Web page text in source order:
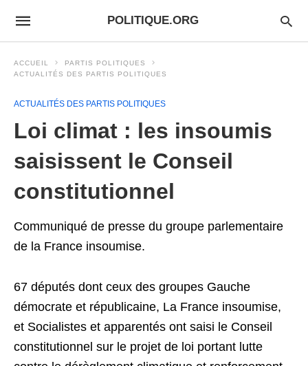
POLITIQUE.ORG
ACCUEIL
PARTIS POLITIQUES
ACTUALITÉS DES PARTIS POLITIQUES
ACTUALITÉS DES PARTIS POLITIQUES
Loi climat : les insoumis
saisissent le Conseil
constitutionnel
Communiqué de presse du groupe parlementaire
de la France insoumise.
67 députés dont ceux des groupes Gauche
démocrate et républicaine, La France insoumise,
et Socialistes et apparentés ont saisi le Conseil
constitutionnel sur le projet de loi portant lutte